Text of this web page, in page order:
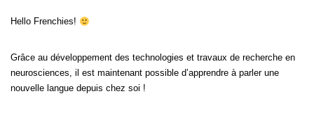
Hello Frenchies!
Grâce au développement des technologies et travaux de recherche en
neurosciences, il est maintenant possible d’apprendre à parler une
nouvelle langue depuis chez soi !